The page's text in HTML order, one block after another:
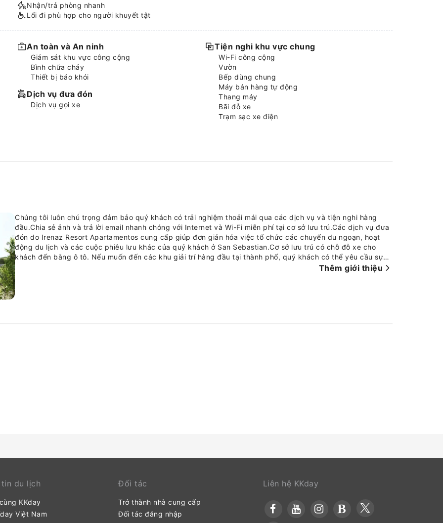
Nhận/trả phòng nhanh
Lối đi phù hợp cho người khuyết tật
An toàn và An ninh
Giám sát khu vực công cộng
Bình chữa cháy
Thiết bị báo khói
Dịch vụ đưa đón
Dịch vụ gọi xe
Tiện nghi khu vực chung
Wi-Fi công cộng
Vườn
Bếp dùng chung
Máy bán hàng tự động
Thang máy
Bãi đỗ xe
Trạm sạc xe điện
Chúng tôi luôn chú trọng đảm bảo quý khách có trải nghiệm thoải mái qua các dịch vụ và tiện nghi hàng
đầu.Chia sẻ ảnh và trả lời email nhanh chóng với Internet và Wi-Fi miễn phí tại cơ sở lưu trú.Các dịch vụ đưa
đón do Irenaz Resort Apartamentos cung cấp giúp đơn giản hóa việc tổ chức các chuyến du ngoạn, hoạt
động du lịch và các cuộc phiêu lưu khác của quý khách ở San Sebastian.Cơ sở lưu trú có chỗ đỗ xe cho
khách đến bằng ô tô. Nếu muốn đến các khu giải trí hàng đầu tại thành phố, quý khách có thể yêu cầu sự
hỗ trợ từ dịch vụ đặt vé tại cơ sở lưu trú.Cho dù là lưu trú dài ngày hay cần quần áo giặt mới, dịch vụ giặt là
Thêm giới thiệu
tin du lịch
KKday
Việt Nam
Đối tác
Trở thành nhà cung cấp
Đối tác đăng nhập
Liên hệ KKday